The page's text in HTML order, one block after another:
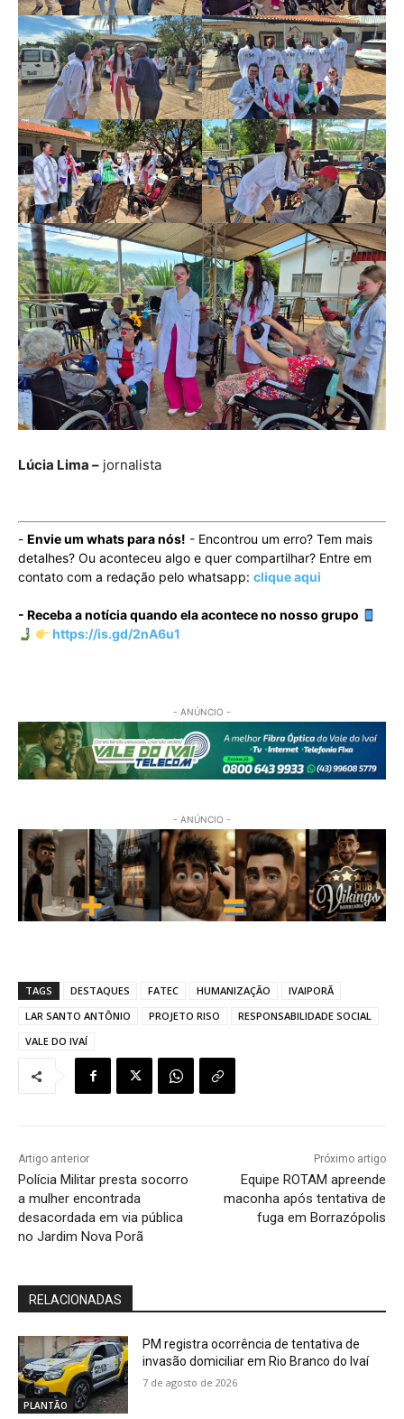
Lúcia Lima – jornalista
- Envie um whats para nós! - Encontrou um erro? Tem mais
detalhes? Ou aconteceu algo e quer compartilhar? Entre em
contato com a redação pelo whatsapp: clique aqui
- Receba a notícia quando ela acontece no nosso grupo
https://is.gd/2nA6u1
- ANÚNCIO -
- ANÚNCIO -
TAGS DESTAQUES FATEC HUMANIZAÇÃO
IVAIPORÃ
LAR SANTO ANTÔNIO
PROJETO RISO
RESPONSABILIDADE SOCIAL
VALE DO IVAÍ
Artigo anterior
Polícia Militar presta socorro
a mulher encontrada
desacordada em via pública
no Jardim Nova Porã
Próximo artigo
Equipe ROTAM apreende
maconha após tentativa de
fuga em Borrazópolis
RELACIONADAS
PLANTÃO
PM registra ocorrência de tentativa de
invasão domiciliar em Rio Branco do Ivaí
7 de agosto de 2026